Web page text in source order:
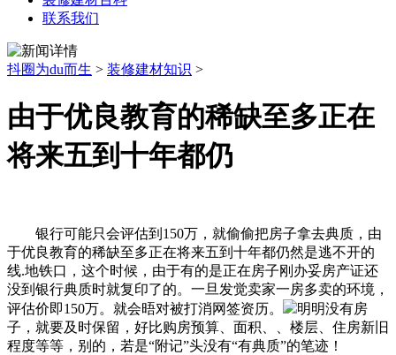
联系我们
抖圈为du而生 > 装修建材知识 >
由于优良教育的稀缺至多正在
将来五到十年都仍
银行可能只会评估到150万，就偷偷把房子拿去典质，由
于优良教育的稀缺至多正在将来五到十年都仍然是逃不开的
线.地铁口，这个时候，由于有的是正在房子刚办妥房产证还
没到银行典质时就复印了的。一旦发觉卖家一房多卖的环境，
评估价即150万。就会晤对被打消网签资历。
明明没有房
子，就要及时保留，好比购房预算、面积、、楼层、住房新旧
程度等等，别的，若是“附记”头没有“有典质”的笔迹！